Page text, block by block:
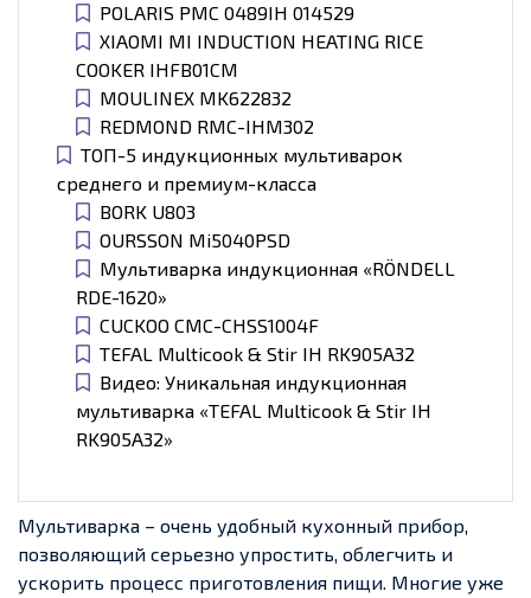
POLARIS PMC 0489IH 014529
XIAOMI MI INDUCTION HEATING RICE
COOKER IHFB01CM
MOULINEX MK622832
REDMOND RMC-IHM302
ТОП-5 индукционных мультиварок
среднего и премиум-класса
BORK U803
OURSSON Mi5040PSD
Мультиварка индукционная «RÖNDELL
RDE-1620»
CUCKOO CMC-CHSS1004F
TEFAL Multicook & Stir IH RK905A32
Видео: Уникальная индукционная
мультиварка «TEFAL Multicook & Stir IH
RK905A32»
Мультиварка – очень удобный кухонный прибор,
позволяющий серьезно упростить, облегчить и
ускорить процесс приготовления пищи. Многие уже